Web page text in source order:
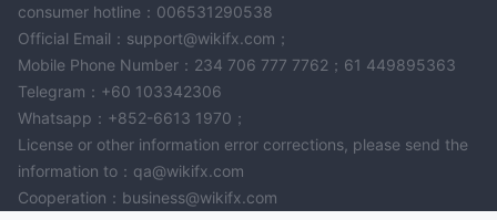
consumer hotline：006531290538
Official Email：support@wikifx.com；
Mobile Phone Number：234 706 777 7762；61 449895363
Telegram：+60 103342306
Whatsapp：+852-6613 1970；
License or other information error corrections, please send the
information to：qa@wikifx.com
Cooperation：business@wikifx.com